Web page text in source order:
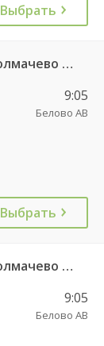
Выбрать
Новокузнецк АВ — ДКП Аэропорт Толмачево г.Обь-2 6657
9:05
Белово АВ
Выбрать
Новокузнецк АВ — ДКП Аэропорт Толмачево г.Обь-2 6658
9:05
Белово АВ